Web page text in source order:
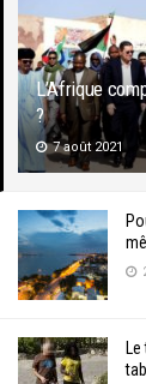
L’Afrique
?
7 août 2021